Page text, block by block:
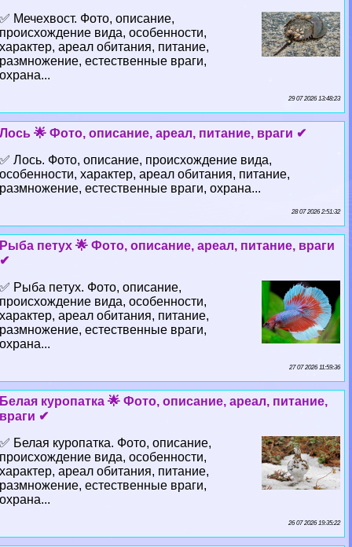
✅ Мечехвост. Фото, описание,
происхождение вида, особенности,
хаpaктер, ареал обитания, питание,
размножение, естественные враги,
охрана...
29 07 2026 13:48:23
Лось 🌟 Фото, описание, ареал, питание, враги ✔
✅ Лось. Фото, описание, происхождение вида,
особенности, хаpaктер, ареал обитания, питание,
размножение, естественные враги, охрана...
28 07 2026 2:51:32
Рыба пeтyx 🌟 Фото, описание, ареал, питание, враги
✔
✅ Рыба пeтyx. Фото, описание,
происхождение вида, особенности,
хаpaктер, ареал обитания, питание,
размножение, естественные враги,
охрана...
27 07 2026 11:59:36
Белая куропатка 🌟 Фото, описание, ареал, питание,
враги ✔
✅ Белая куропатка. Фото, описание,
происхождение вида, особенности,
хаpaктер, ареал обитания, питание,
размножение, естественные враги,
охрана...
26 07 2026 19:35:22